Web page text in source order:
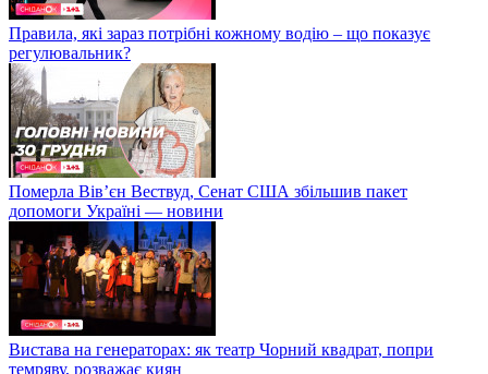
Правила, які зараз потрібні кожному водію – що показує
регулювальник?
Померла Вівʼєн Вествуд, Сенат США збільшив пакет
допомоги Україні — новини
Вистава на генераторах: як театр Чорний квадрат, попри
темряву, розважає киян